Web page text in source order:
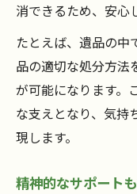
消できるため、安心
たとえば、遺品の中
品の適切な処分方法
が可能になります。
な支えとなり、気持
現します。
精神的なサポート